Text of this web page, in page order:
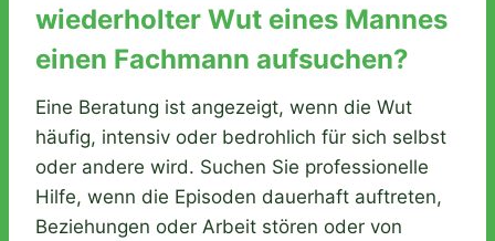
wiederholter Wut eines Mannes
einen Fachmann aufsuchen?
Eine Beratung ist angezeigt, wenn die Wut
häufig, intensiv oder bedrohlich für sich selbst
oder andere wird. Suchen Sie professionelle
Hilfe, wenn die Episoden dauerhaft auftreten,
Beziehungen oder Arbeit stören oder von